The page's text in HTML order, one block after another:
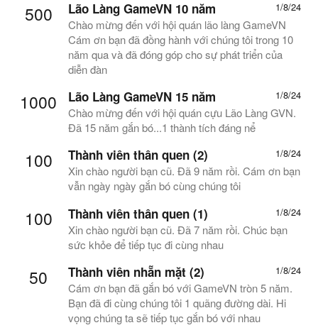
500 1/8/24
Lão Làng GameVN 10 năm
Chào mừng đến với hội quán lão làng GameVN
Cám ơn bạn đã đồng hành với chúng tôi trong 10
năm qua và đã đóng góp cho sự phát triển của
diễn đàn
1000 1/8/24
Lão Làng GameVN 15 năm
Chào mừng đến với hội quán cựu Lão Làng GVN.
Đã 15 năm gắn bó...1 thành tích đáng nể
100 1/8/24
Thành viên thân quen (2)
Xin chào người bạn cũ. Đã 9 năm rồi. Cám ơn bạn
vẫn ngày ngày gắn bó cùng chúng tôi
100 1/8/24
Thành viên thân quen (1)
Xin chào người bạn cũ. Đã 7 năm rồi. Chúc bạn
sức khỏe để tiếp tục đi cùng nhau
50 1/8/24
Thành viên nhẵn mặt (2)
Cám ơn bạn đã gắn bó với GameVN tròn 5 năm.
Bạn đã đi cùng chúng tôi 1 quãng đường dài. Hi
vọng chúng ta sẽ tiếp tục gắn bó với nhau